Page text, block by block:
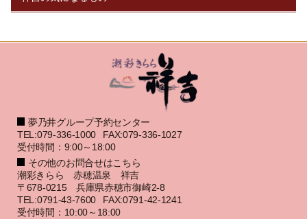
夢乃井グループ予約センター
TEL:079-336-1000
FAX:079-336-1027
受付時間：9:00～18:00
その他のお問合せはこちら
潮彩きらら 赤穂温泉 祥吉
〒678-0215 兵庫県赤穂市御崎2-8
TEL:0791-43-7600
FAX:0791-42-1241
受付時間：10:00～18:00